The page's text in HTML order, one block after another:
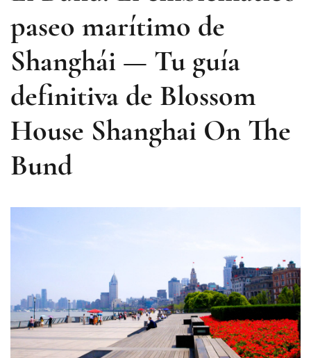
paseo marítimo de
Shanghái — Tu guía
definitiva de Blossom
House Shanghai On The
Bund